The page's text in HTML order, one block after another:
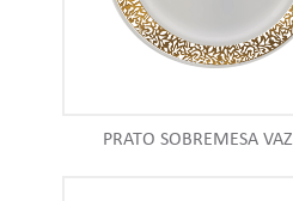
PRATO SOBREMESA